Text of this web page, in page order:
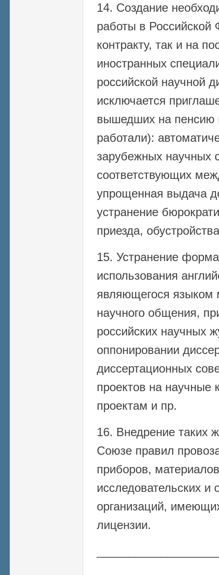
14. Создание
работы в Российской
контракту, так и на
иностранных
российской научной
исключается
вышедших на пенсию
работали):
зарубежных научных
соответствующих
упрощенная выдача
устранение
приезда,
15. Устранение
использования
являющегося языком
научного общения,
российских научных
оппонировании
диссертационных
проектов на научные
проектам и пр.
16. Внедрение таких
Союзе правил
приборов,
исследовательских и
организаций,
лицензии.